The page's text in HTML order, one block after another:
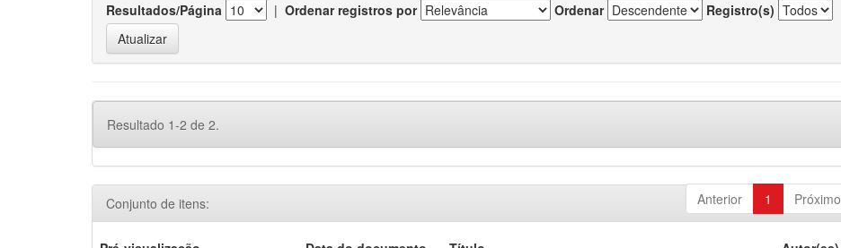
Resultados/Página | Ordenar registros por Ordenar Registro(s)
Resultado 1-2 de 2.
Anterior 1 Próximo
Conjunto de itens: